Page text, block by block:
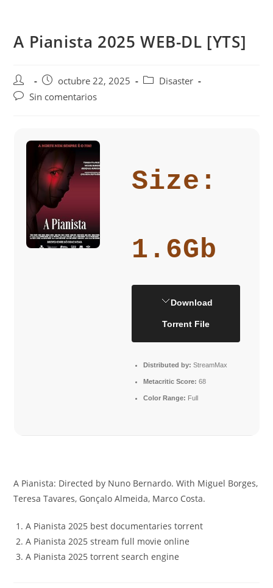
contenido
A Pianista 2025 WEB-DL [YTS]
Autor
de
Publicación
de
octubre 22, 2025
Categoría
Disaster
Comentarios
Sin comentarios
Size:
1.6Gb
Download
Torrent File
Distributed by: StreamMax
Metacritic Score: 68
Color Range: Full
A Pianista: Directed by Nuno Bernardo. With Miguel Borges,
Teresa Tavares, Gonçalo Almeida, Marco Costa.
A Pianista 2025 best documentaries torrent
A Pianista 2025 stream full movie online
A Pianista 2025 torrent search engine